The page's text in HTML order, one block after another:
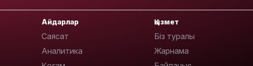
Айдарлар
Саясат
Аналитика
Қызмет
Біз туралы
Жарнама